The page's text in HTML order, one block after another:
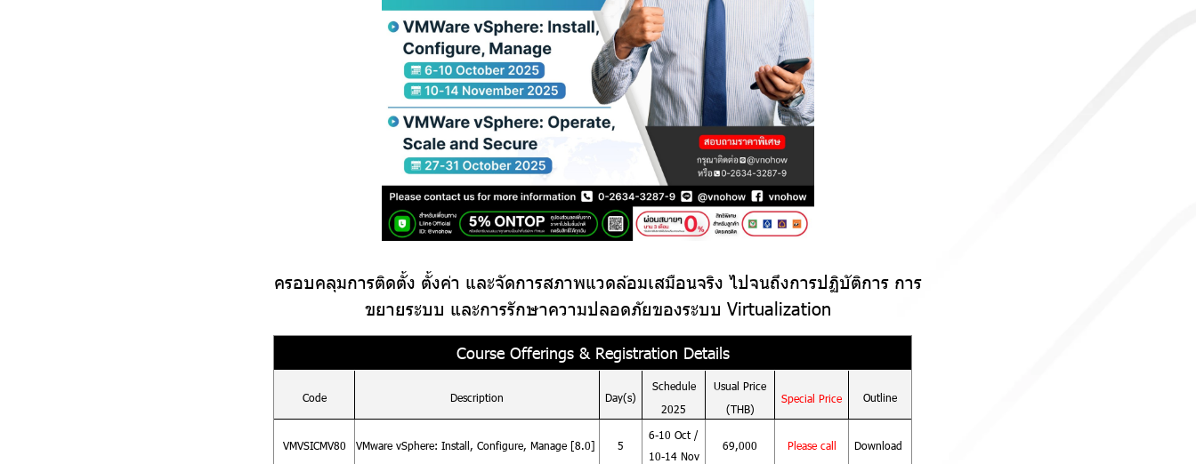
ครอบคลุมการติดตั้ง ตั้งค่า และจัดการสภาพแวดล้อมเสมือนจริง ไปจนถึงการปฏิบัติการ การ
ขยายระบบ และการรักษาความปลอดภัยของระบบ Virtualization
Course Offerings & Registration Details
Code Description Day(s)
Schedule
2025
Usual Price
(THB)
Special Price Outline
VMVSICMV80 VMware vSphere: Install, Configure, Manage [8.0] 5
6-10 Oct /
10-14 Nov
69,000 Please call Download